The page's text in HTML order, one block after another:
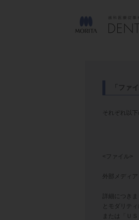
「ファ
それぞれ以下
<ファイル>
外部メディ
詳細につきま
とモダリテ
または「
Ｕ